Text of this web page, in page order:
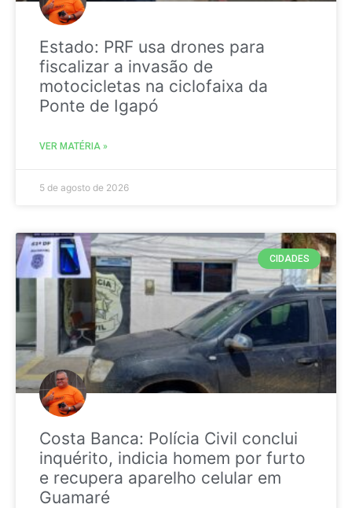
Estado: PRF usa drones para
fiscalizar a invasão de
motocicletas na ciclofaixa da
Ponte de Igapó
VER MATÉRIA »
5 de agosto de 2026
CIDADES
Costa Banca: Polícia Civil conclui
inquérito, indicia homem por furto
e recupera aparelho celular em
Guamaré